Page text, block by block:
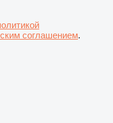
соглашением.